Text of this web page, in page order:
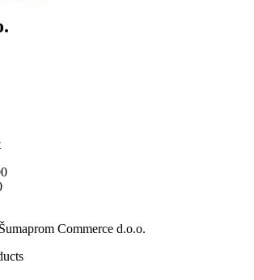
Commerce d.o.o.